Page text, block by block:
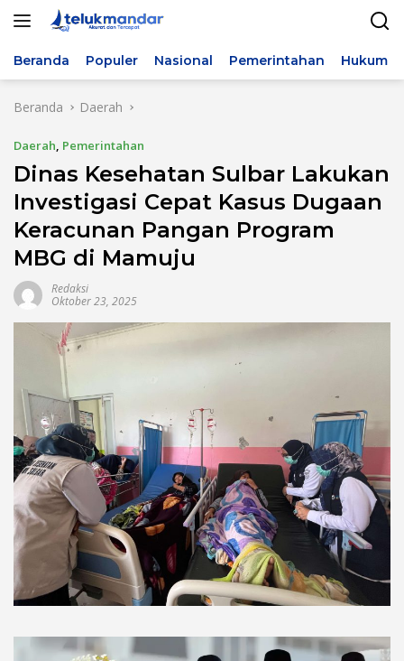
Beranda Populer Nasional Pemerintahan Hukum
Beranda Daerah
Daerah, Pemerintahan
Dinas Kesehatan Sulbar Lakukan
Investigasi Cepat Kasus Dugaan
Keracunan Pangan Program
MBG di Mamuju
Redaksi
Oktober 23, 2025